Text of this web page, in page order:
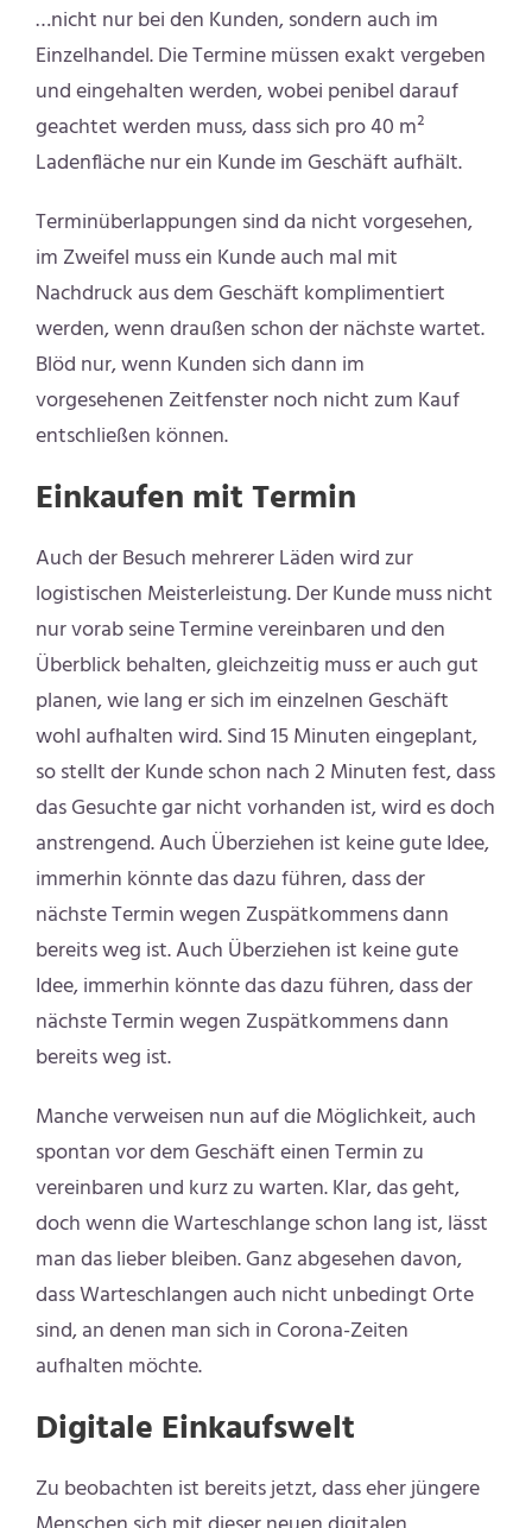
…nicht nur bei den Kunden, sondern auch im
Einzelhandel. Die Termine müssen exakt vergeben
und eingehalten werden, wobei penibel darauf
geachtet werden muss, dass sich pro 40 m²
Ladenfläche nur ein Kunde im Geschäft aufhält.
Terminüberlappungen sind da nicht vorgesehen,
im Zweifel muss ein Kunde auch mal mit
Nachdruck aus dem Geschäft komplimentiert
werden, wenn draußen schon der nächste wartet.
Blöd nur, wenn Kunden sich dann im
vorgesehenen Zeitfenster noch nicht zum Kauf
entschließen können.
Einkaufen mit Termin
Auch der Besuch mehrerer Läden wird zur
logistischen Meisterleistung. Der Kunde muss nicht
nur vorab seine Termine vereinbaren und den
Überblick behalten, gleichzeitig muss er auch gut
planen, wie lang er sich im einzelnen Geschäft
wohl aufhalten wird. Sind 15 Minuten eingeplant,
so stellt der Kunde schon nach 2 Minuten fest, dass
das Gesuchte gar nicht vorhanden ist, wird es doch
anstrengend. Auch Überziehen ist keine gute Idee,
immerhin könnte das dazu führen, dass der
nächste Termin wegen Zuspätkommens dann
bereits weg ist. Auch Überziehen ist keine gute
Idee, immerhin könnte das dazu führen, dass der
nächste Termin wegen Zuspätkommens dann
bereits weg ist.
Manche verweisen nun auf die Möglichkeit, auch
spontan vor dem Geschäft einen Termin zu
vereinbaren und kurz zu warten. Klar, das geht,
doch wenn die Warteschlange schon lang ist, lässt
man das lieber bleiben. Ganz abgesehen davon,
dass Warteschlangen auch nicht unbedingt Orte
sind, an denen man sich in Corona-Zeiten
aufhalten möchte.
Digitale Einkaufswelt
Zu beobachten ist bereits jetzt, dass eher jüngere